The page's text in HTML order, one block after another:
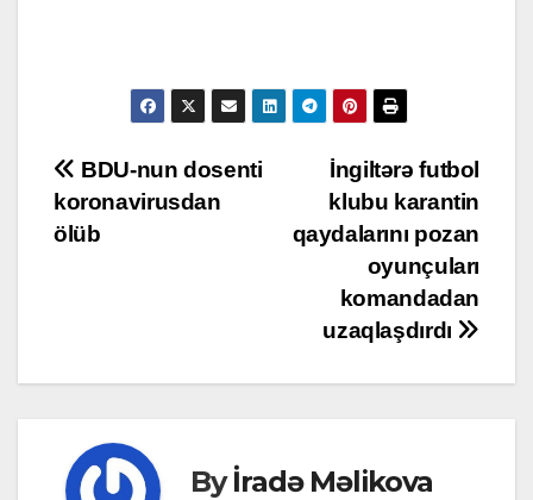
Post
navigation
İngiltərə futbol
klubu karantin
qaydalarını pozan
oyunçuları
komandadan
uzaqlaşdırdı
BDU-nun dosenti
koronavirusdan
ölüb
Byİradə Məlikova